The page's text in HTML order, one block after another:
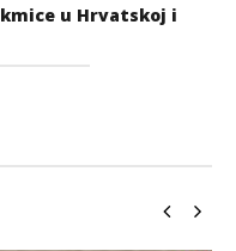
u Hrvatskoj i